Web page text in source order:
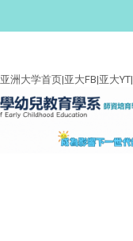
亚洲大学首页|亚大FB|亚大YT|